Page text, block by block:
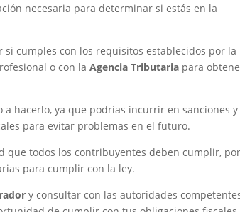
necesaria para determinar si estás en la
si cumples con los requisitos establecidos por la
o con laAgencia Tributaria para
hacerlo, ya que podrías incurrir en sanciones y
para evitar problemas en el futuro.
que todos los contribuyentes deben cumplir,
para cumplir con la ley.
y consultar con las autoridades